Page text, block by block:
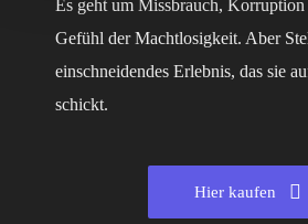
Es geht um Missbrauch,
Gefühl der Machtlosigkeit. Aber
einschneidendes Erlebnis, das sie
schickt.
Hier kaufen